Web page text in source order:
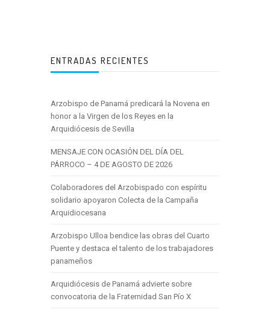
ENTRADAS RECIENTES
Arzobispo de Panamá predicará la Novena en
honor a la Virgen de los Reyes en la
Arquidiócesis de Sevilla
MENSAJE CON OCASIÓN DEL DÍA DEL
PÁRROCO – 4 DE AGOSTO DE 2026
Colaboradores del Arzobispado con espíritu
solidario apoyaron Colecta de la Campaña
Arquidiocesana
Arzobispo Ulloa bendice las obras del Cuarto
Puente y destaca el talento de los trabajadores
panameños
Arquidiócesis de Panamá advierte sobre
convocatoria de la Fraternidad San Pío X